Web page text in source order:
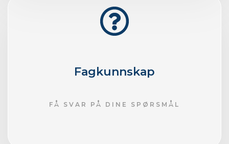
Fagkunnskap
FÅ SVAR PÅ DINE SPØRSMÅL